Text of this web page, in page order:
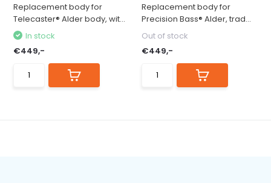
Replacement body for
Telecaster® Alder body, wit...
In stock
€449,-
Replacement body for
Precision Bass® Alder, trad...
Out of stock
€449,-